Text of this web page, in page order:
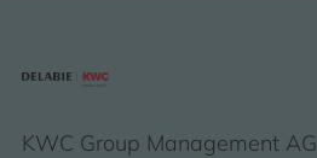
KWC Group Management AG